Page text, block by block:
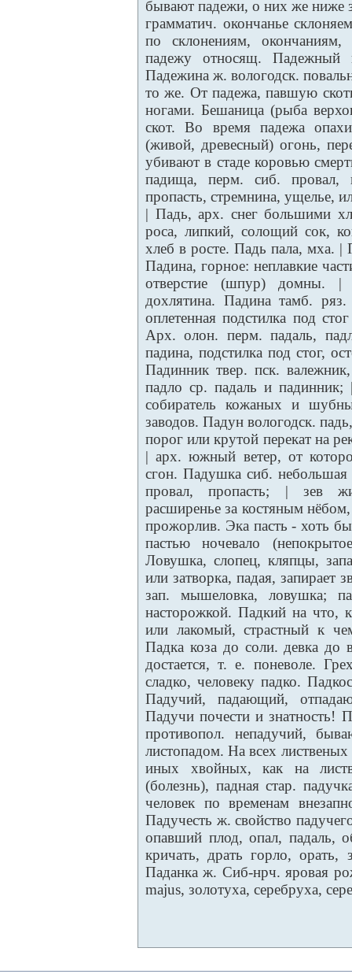
бывают падежи, о них же ниже
грамматич. окончанье
по склонениям,
падежу относящ. Падежный
Падежина ж. вологодск.
то же. От падежа, павшую
ногами. Бешаница (рыба
скот. Во время падежа
(живой, древесный) огонь,
убивают в стаде коровью
падища, перм. сиб. провал,
пропасть, стремнина, ущелье,
| Падь, арх. снег большими
роса, липкий, солощий сок,
хлеб в росте. Падь пала, мха. |
Падина, горное: неплавкие
отверстие (шпур) домны. |
дохлятина. Падина тамб. ряз.
оплетенная подстилка под
Арх. олон. перм. падаль,
падина, подстилка под стог,
Падинник твер. пск.
падло ср. падаль и падинник;
собиратель кожаных и
заводов. Падун вологодск.
порог или крутой перекат на
| арх. южный ветер, от
сгон. Падушка сиб.
провал, пропасть; | зев
расширенье за костяным
прожорлив. Эка пасть - хоть
пастью ночевало
Ловушка, слопец, кляпцы,
или затворка, падая, запирает
зап. мышеловка, ловушка;
насторожкой. Падкий на что,
или лакомый, страстный к
Падка коза до соли. девка до
достается, т. е. поневоле.
сладко, человеку падко.
Падучий, падающий,
Падучи почести и знатность!
противопол. непадучий,
листопадом. На всех
иных хвойных, как на
(болезнь), падная стар.
человек по временам
Падучесть ж. свойство
опавший плод, опал, падаль,
кричать, драть горло, орать,
Паданка ж. Сиб-нрч. яровая
majus, золотуха, серебруха,